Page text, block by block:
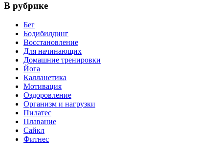
В рубрике
Бег
Бодибилдинг
Восстановление
Для начинающих
Домашние тренировки
Йога
Калланетика
Мотивация
Оздоровление
Организм и нагрузки
Пилатес
Плавание
Сайкл
Фитнес